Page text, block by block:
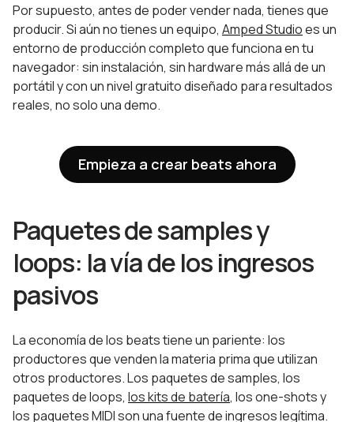
Por supuesto, antes de poder vender nada, tienes que
producir. Si aún no tienes un equipo, Amped Studioes un
entorno de producción completo que funciona en tu
navegador: sin instalación, sin hardware más allá de un
portátil y con un nivel gratuito diseñado para resultados
reales, no solo una demo.
Empieza a crear beats ahora
Paquetes de samples y
loops: la vía de los ingresos
pasivos
La economía de los beats tiene un pariente: los
productores que venden la materia prima que utilizan
otros productores. Los paquetes de samples, los
paquetes de loops, los kits de batería, los one-shots y
los paquetes MIDI son una fuente de ingresos legítima.